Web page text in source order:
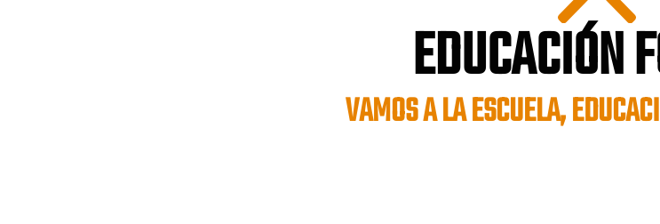
EDUCACIÓN
VAMOS A LA ESCUELA,